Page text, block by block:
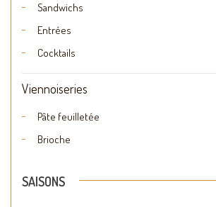
Sandwichs
Entrées
Cocktails
Viennoiseries
Pâte feuilletée
Brioche
SAISONS